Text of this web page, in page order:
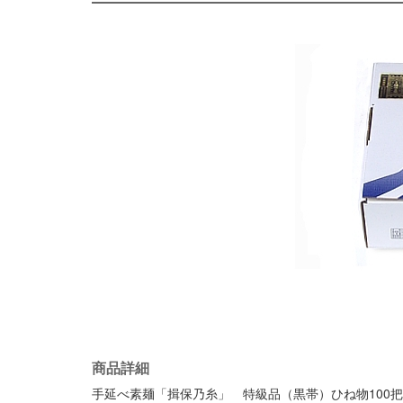
商品詳細
手延べ素麺「揖保乃糸」 特級品（黒帯）ひね物100